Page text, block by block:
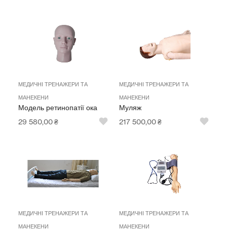
МЕДИЧНІ ТРЕНАЖЕРИ ТА
МАНЕКЕНИ
Модель ретинопатії ока
29 580,00₴
МЕДИЧНІ ТРЕНАЖЕРИ ТА
МАНЕКЕНИ
Муляж
217 500,00₴
МЕДИЧНІ ТРЕНАЖЕРИ ТА
МАНЕКЕНИ
МЕДИЧНІ ТРЕНАЖЕРИ ТА
МАНЕКЕНИ